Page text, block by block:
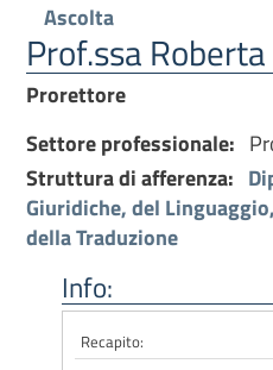
Ascolta
Prof.ssa
Prorettore
Settore professionale:
Struttura di afferenza:
Giuridiche, del
della Traduzione
Info:
Recapito: